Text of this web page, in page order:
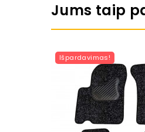
Jums taip
Išpardavimas!